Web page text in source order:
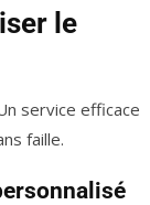
le
service efficace
faille.